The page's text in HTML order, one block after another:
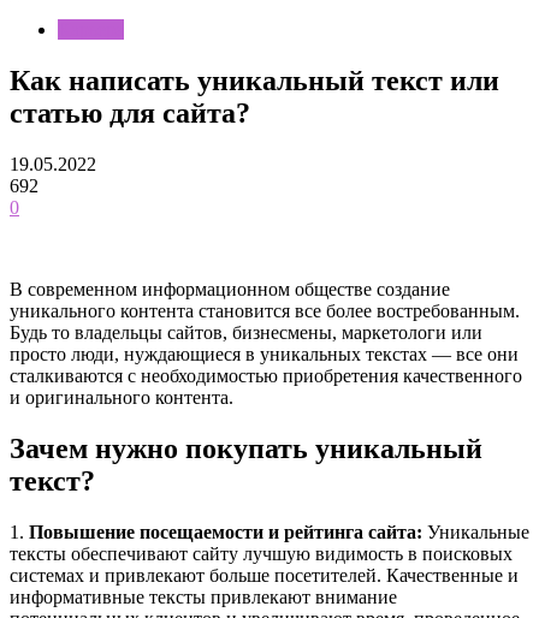
Как написать уникальный текст или
статью для сайта?
19.05.2022
692
0
В современном информационном обществе создание
уникального контента становится все более востребованным.
Будь то владельцы сайтов, бизнесмены, маркетологи или
просто люди, нуждающиеся в уникальных текстах — все они
сталкиваются с необходимостью приобретения качественного
и оригинального контента.
Зачем нужно покупать уникальный
текст?
1. Повышение посещаемости и рейтинга сайта: Уникальные
тексты обеспечивают сайту лучшую видимость в поисковых
системах и привлекают больше посетителей. Качественные и
информативные тексты привлекают внимание